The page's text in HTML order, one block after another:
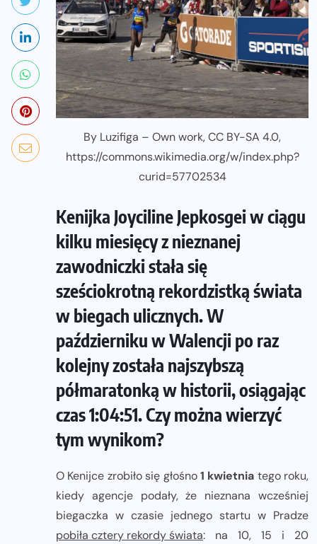
By Luzifiga – Own work, CC BY-SA 4.0,
https://commons.wikimedia.org/w/index.php?
curid=57702534
Kenijka Joyciline Jepkosgei w ciągu
kilku miesięcy z nieznanej
zawodniczki stała się
sześciokrotną rekordzistką świata
w biegach ulicznych. W
październiku w Walencji po raz
kolejny została najszybszą
półmaratonką w historii, osiągając
czas 1:04:51. Czy można wierzyć
tym wynikom?
O Kenijce zrobiło się głośno1 kwietnia tego roku,
kiedy agencje podały, że nieznana wcześniej
biegaczka w czasie jednego startu w Pradze
pobiła cztery rekordy świata: na 10, 15 i 20